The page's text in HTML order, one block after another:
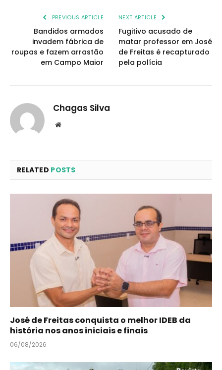
PREVIOUS ARTICLE
Bandidos armados
invadem fábrica de
roupas e fazem arrastão
em Campo Maior
NEXT ARTICLE
Fugitivo acusado de
matar professor em José
de Freitas é recapturado
pela polícia
Chagas Silva
Website
RELATED POSTS
José de Freitas conquista o melhor IDEB da
história nos anos iniciais e finais
06/08/2026